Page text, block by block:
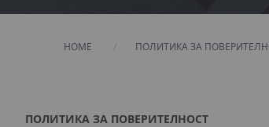
HOME CURRENT:
ПОЛИТИКА ЗА
ПОЛИТИКА ЗА ПОВЕРИТЕЛНОСТ